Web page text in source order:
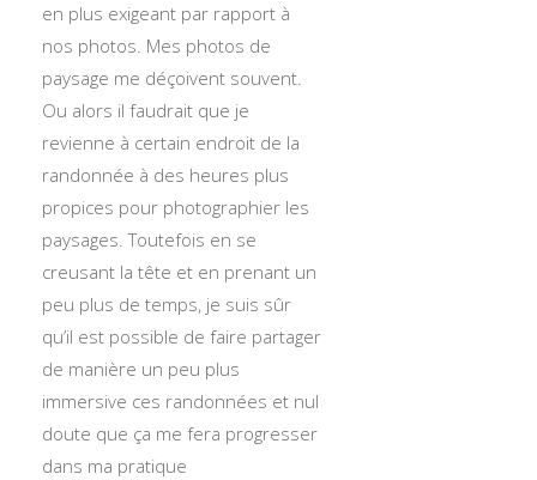
en plus exigeant par rapport à
nos photos. Mes photos de
paysage me déçoivent souvent.
Ou alors il faudrait que je
revienne à certain endroit de la
randonnée à des heures plus
propices pour photographier les
paysages. Toutefois en se
creusant la tête et en prenant un
peu plus de temps, je suis sûr
qu’il est possible de faire partager
de manière un peu plus
immersive ces randonnées et nul
doute que ça me fera progresser
dans ma pratique